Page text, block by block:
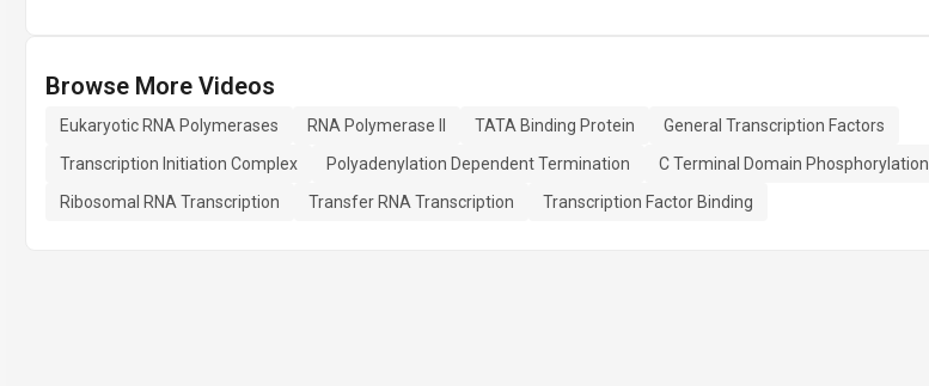
Browse More Videos
Eukaryotic RNA Polymerases RNA Polymerase II TATA Binding Protein
General Transcription Factors
Transcription Initiation Complex
Polyadenylation Dependent Termination
C Terminal Domain Phosphorylation
Ribosomal RNA Transcription
Transfer RNA Transcription Transcription Factor Binding